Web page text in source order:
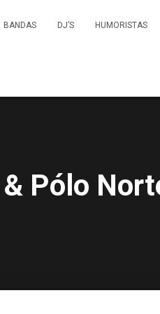
BANDAS DJ’S HUMORISTAS
Pólo